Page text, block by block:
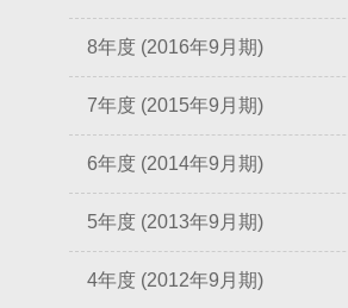
8年度 (2016年9月期)
7年度 (2015年9月期)
6年度 (2014年9月期)
5年度 (2013年9月期)
4年度 (2012年9月期)